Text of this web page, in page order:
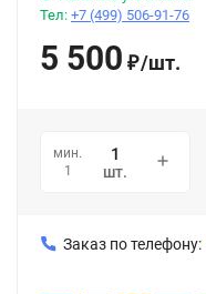
Тел: +7 (499) 506-91-76
5 500 ₽/шт.
мин.
1
шт.
Заказ по телефону: